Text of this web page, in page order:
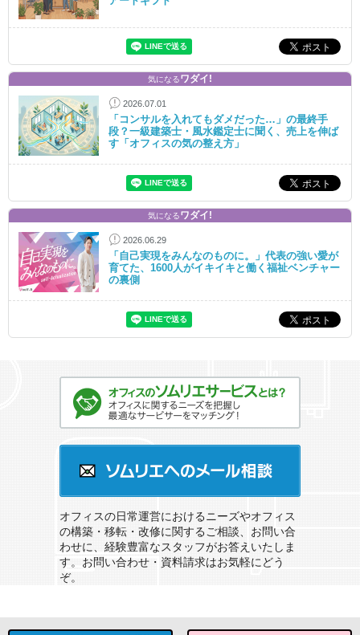
気になるワダイ!
2026.07.01
「コンサルを入れてもダメだった…」の最終手
段？一級建築士・風水鑑定士に聞く、売上を伸ば
す「オフィスの気の整え方」
気になるワダイ!
2026.06.29
「自己実現をみんなのものに。」代表の強い愛が
育てた、1600人がイキイキと働く福祉ベンチャー
の裏側
オフィスの日常運営におけるニーズやオフィス
の構築・移転・改修に関するご相談、お問い合
わせに、経験豊富なスタッフがお答えいたしま
す。お問い合わせ・資料請求はお気軽にどう
ぞ。